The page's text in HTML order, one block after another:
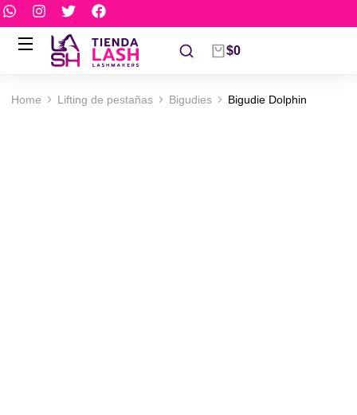
$0
You are here:
Home Lifting de pestañas Bigudies Bigudie Dolphin